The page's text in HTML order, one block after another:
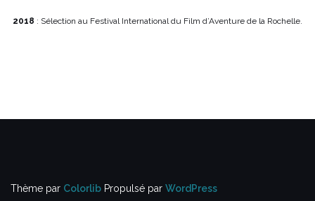
2018 : Sélection au Festival International du Film d’Aventure de la Rochelle.
Thème par Colorlib Propulsé par WordPress